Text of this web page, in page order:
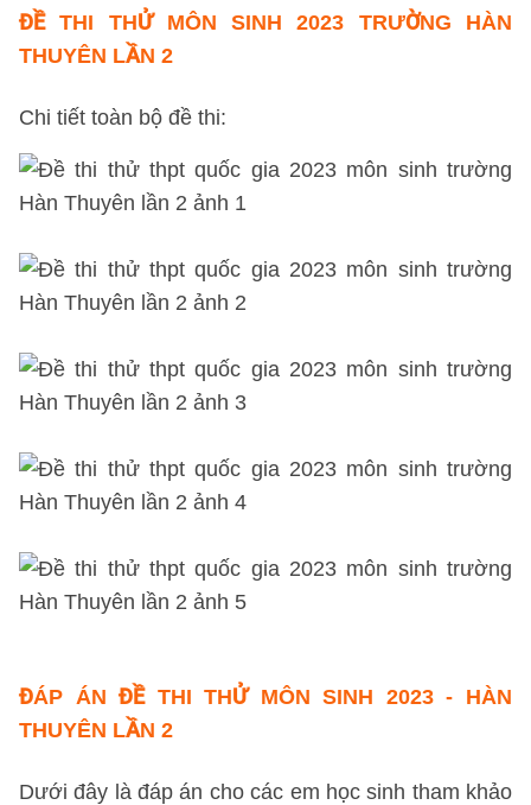
ĐỀ THI THỬMÔN SINH 2023 TRƯỜNG HÀN
THUYÊN LẦN 2
Chi tiết toàn bộ đề thi:
ĐÁP ÁN ĐỀ THI THỬ MÔN SINH 2023 - HÀN
THUYÊN LẦN 2
Dưới đây là đáp án cho các em học sinh tham khảo